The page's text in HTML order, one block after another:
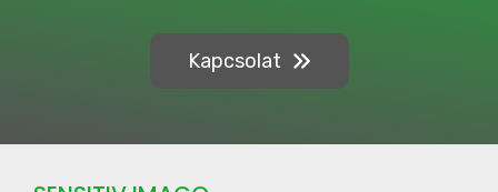
Kapcsolat